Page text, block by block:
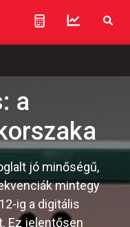
a
jó minőségű,
mintegy
ig a digitális
Ez jelentősen